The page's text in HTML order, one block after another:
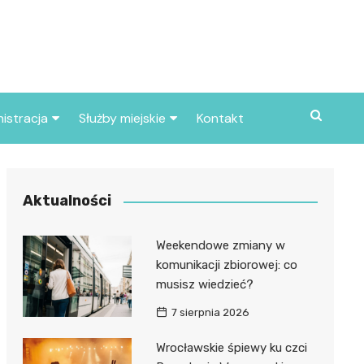
miasta
Służby miejskie
Policja
Kontakt
Aktualności
Weekendowe zmiany w
komunikacji zbiorowej: co
musisz wiedzieć?
7 sierpnia 2026
Wrocławskie śpiewy ku czci